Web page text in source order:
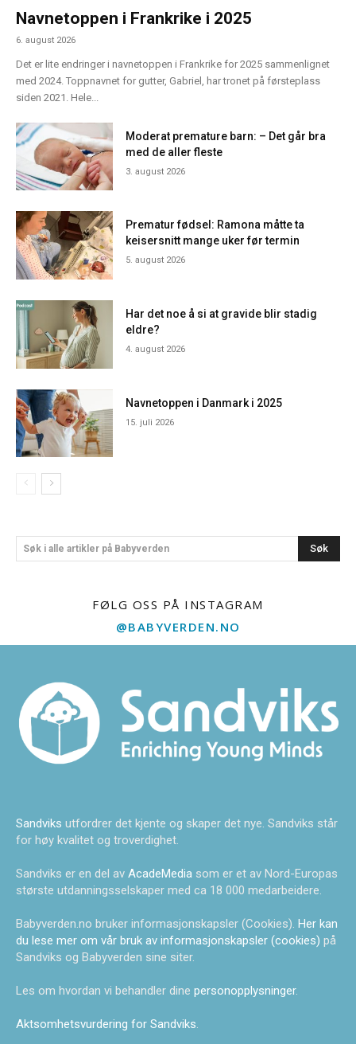
Navnetoppen i Frankrike i 2025
6. august 2026
Det er lite endringer i navnetoppen i Frankrike for 2025 sammenlignet
med 2024. Toppnavnet for gutter, Gabriel, har tronet på førsteplass
siden 2021. Hele...
Moderat premature barn: – Det går bra
med de aller fleste
3. august 2026
Prematur fødsel: Ramona måtte ta
keisersnitt mange uker før termin
5. august 2026
Har det noe å si at gravide blir stadig
eldre?
4. august 2026
Navnetoppen i Danmark i 2025
15. juli 2026
Søk i alle artikler på Babyverden Søk
FØLG OSS PÅ INSTAGRAM
@BABYVERDEN.NO
Sandviks utfordrer det kjente og skaper det nye. Sandviks står
for høy kvalitet og troverdighet.
Sandviks er en del av AcadeMedia som er et av Nord-Europas
største utdanningsselskaper med ca 18 000 medarbeidere.
Babyverden.no bruker informasjonskapsler (Cookies). Her kan
du lese mer om vår bruk av informasjonskapsler (cookies) på
Sandviks og Babyverden sine siter.
Les om hvordan vi behandler dine personopplysninger.
Aktsomhetsvurdering for Sandviks.